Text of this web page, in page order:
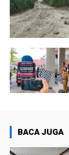
BACA JUGA